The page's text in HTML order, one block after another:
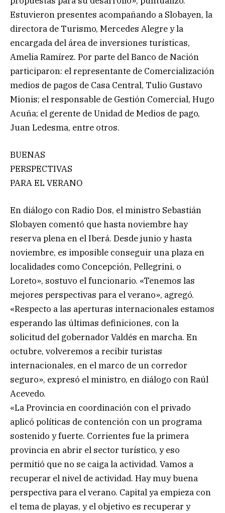
Estuvieron presentes acompañando a Slobayen, la
directora de Turismo, Mercedes Alegre y la
encargada del área de inversiones turísticas,
Amelia Ramírez. Por parte del Banco de Nación
participaron: el representante de Comercialización
medios de pagos de Casa Central, Tulio Gustavo
Mionis; el responsable de Gestión Comercial, Hugo
Acuña; el gerente de Unidad de Medios de pago,
Juan Ledesma, entre otros.
BUENAS
PERSPECTIVAS
PARA EL VERANO
En diálogo con Radio Dos, el ministro Sebastián
Slobayen comentó que hasta noviembre hay
reserva plena en el Iberá. Desde junio y hasta
noviembre, es imposible conseguir una plaza en
localidades como Concepción, Pellegrini, o
Loreto», sostuvo el funcionario. «Tenemos las
mejores perspectivas para el verano», agregó.
«Respecto a las aperturas internacionales estamos
esperando las últimas definiciones, con la
solicitud del gobernador Valdés en marcha. En
octubre, volveremos a recibir turistas
internacionales, en el marco de un corredor
seguro», expresó el ministro, en diálogo con Raúl
Acevedo.
«La Provincia en coordinación con el privado
aplicó políticas de contención con un programa
sostenido y fuerte. Corrientes fue la primera
provincia en abrir el sector turístico, y eso
permitió que no se caiga la actividad. Vamos a
recuperar el nivel de actividad. Hay muy buena
perspectiva para el verano. Capital ya empieza con
el tema de playas, y el objetivo es recuperar y